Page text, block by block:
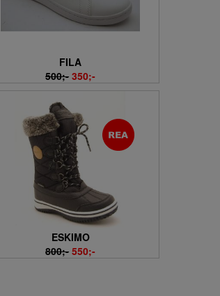
FILA
500;- 350;-
ESKIMO
800;- 550;-